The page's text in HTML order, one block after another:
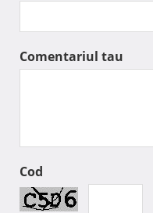
Comentariul tau
Cod